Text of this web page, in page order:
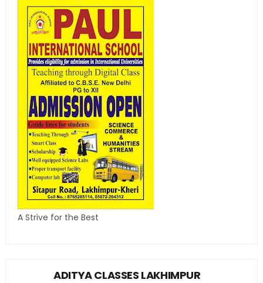
A Strive for the Best
ADITYA CLASSES LAKHIMPUR